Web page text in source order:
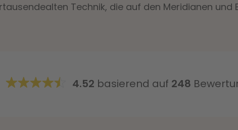
Technik, die auf den Meridianen und
4.52 basierend auf 248